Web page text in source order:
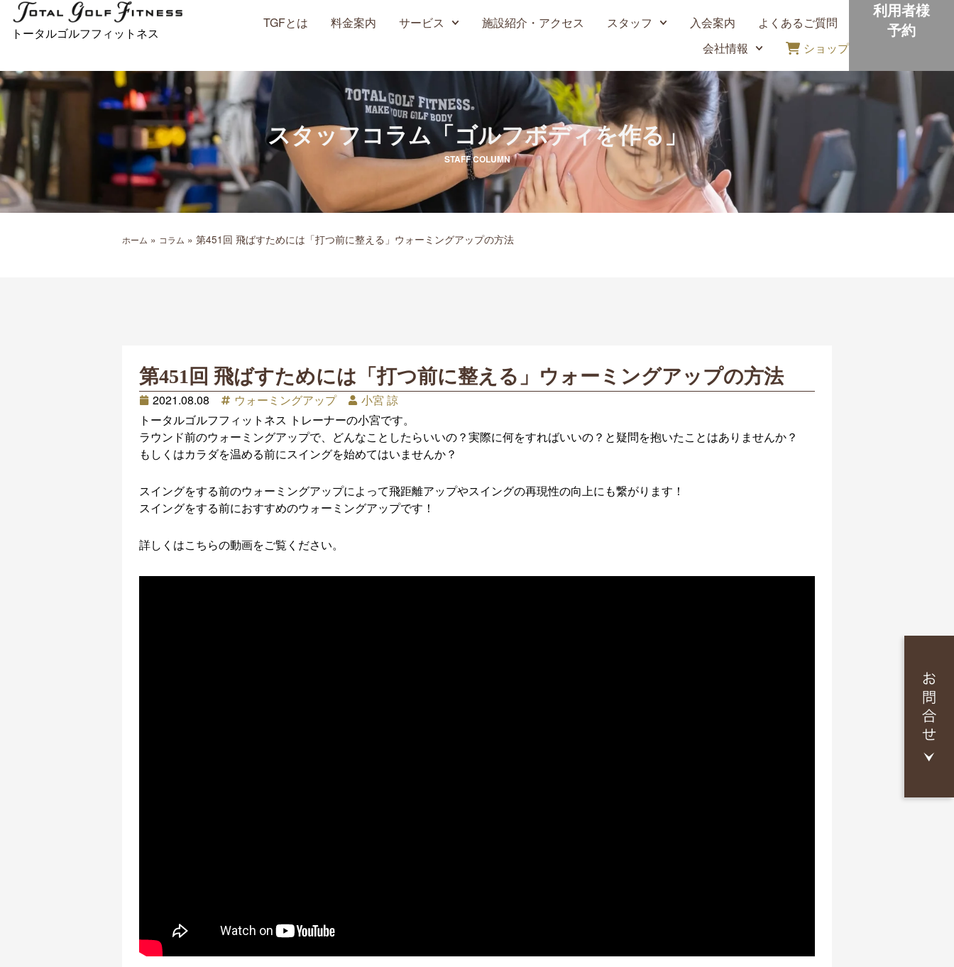
キ
ッ
プ
トータルゴルフフィットネス
TGFとは 料金案内 サービス 施設紹介・アクセス スタッフ 入会案内
よくあるご質問
会社情報
ショップ
利用者様
予約
スタッフコラム「ゴルフボディを作る」
STAFF COLUMN
ホーム » コラム » 第451回 飛ばすためには「打つ前に整える」ウォーミングアップの方法
第451回 飛ばすためには「打つ前に整える」ウォーミングアップの方法
2021.08.08 ウォーミングアップ
小宮 諒
トータルゴルフフィットネス トレーナーの小宮です。
ラウンド前のウォーミングアップで、どんなことしたらいいの？実際に何をすればいいの？と疑問を抱いたことはありませんか？
もしくはカラダを温める前にスイングを始めてはいませんか？
スイングをする前のウォーミングアップによって飛距離アップやスイングの再現性の向上にも繋がります！
スイングをする前におすすめのウォーミングアップです！
詳しくはこちらの動画をご覧ください。